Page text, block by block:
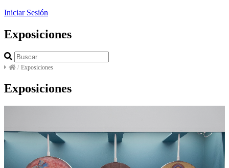
Iniciar Sesión
Exposiciones
/ Exposiciones
Exposiciones